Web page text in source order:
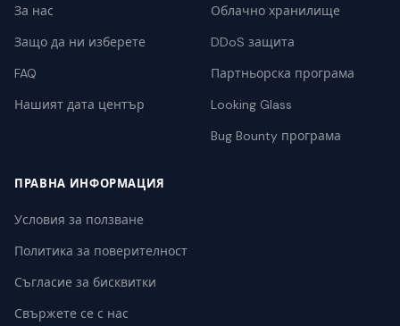
За нас
Защо да ни изберете
FAQ
Нашият дата център
Облачно хранилище
DDoS защита
Партньорска програма
Looking Glass
Bug Bounty програма
ПРАВНА ИНФОРМАЦИЯ
Условия за ползване
Политика за поверителност
Съгласие за бисквитки
Свържете се с нас